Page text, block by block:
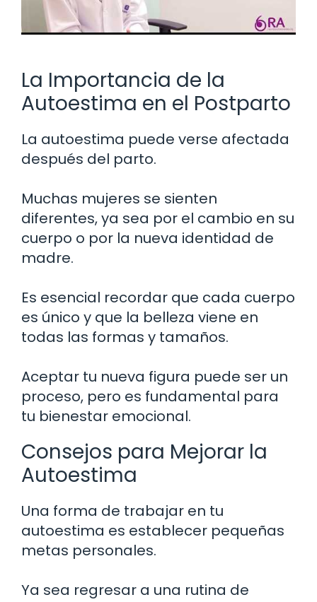
La Importancia de la
Autoestima en el Postparto
La autoestima puede verse afectada
después del parto.
Muchas mujeres se sienten
diferentes, ya sea por el cambio en su
cuerpo o por la nueva identidad de
madre.
Es esencial recordar que cada cuerpo
es único y que la belleza viene en
todas las formas y tamaños.
Aceptar tu nueva figura puede ser un
proceso, pero es fundamental para
tu bienestar emocional.
Consejos para Mejorar la
Autoestima
Una forma de trabajar en tu
autoestima es establecer pequeñas
metas personales.
Ya sea regresar a una rutina de